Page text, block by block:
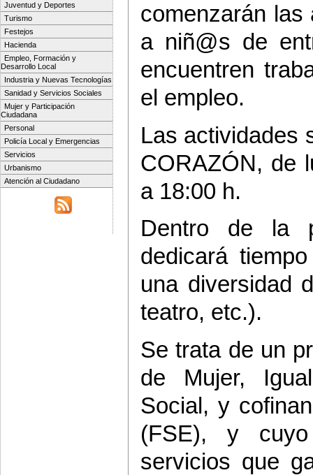
Juventud y Deportes
Turismo
Festejos
Hacienda
Empleo, Formación y
Desarrollo Local
Industria y Nuevas Tecnologías
Sanidad y Servicios Sociales
Mujer y Participación
Ciudadana
Personal
Policía Local y Emergencias
Servicios
Urbanismo
Atención al Ciudadano
comenzarán las
a niñ@s de
encuentren
el empleo.
Las actividades
CORAZÓN, de
a 18:00 h.
Dentro de la
dedicará
una diversidad
teatro, etc.).
Se trata de un
de Mujer,
Social, y
(FSE), y
servicios que